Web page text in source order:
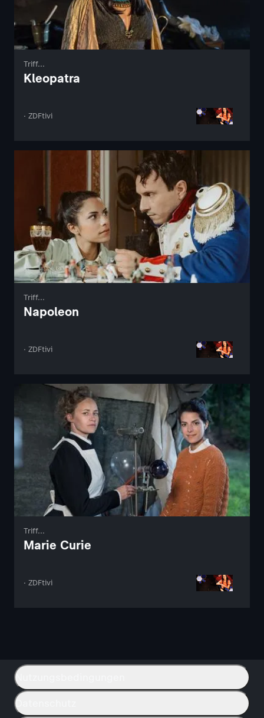
Triff...
Kleopatra
· ZDFtivi
Triff...
Napoleon
· ZDFtivi
Triff...
Marie Curie
· ZDFtivi
Nutzungsbedingungen
Datenschutz